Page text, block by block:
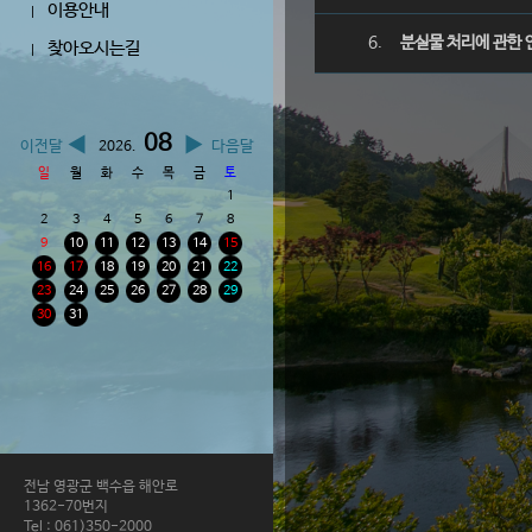
이용안내
찾아오시는길
이전달 ◀ 2026. 08▶ 다음달
일 월 화 수 목 금
토
1
2
3 4 5 6 7
8
9
10 11 12 13 14
15
16
17 18 19 20 21
22
23
24 25 26 27 28
29
30
31
전남 영광군 백수읍 해안로
1362-70번지
Tel : 061)350-2000
6. 분실물 처리에 관한